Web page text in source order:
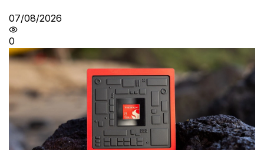
07/08/2026
0